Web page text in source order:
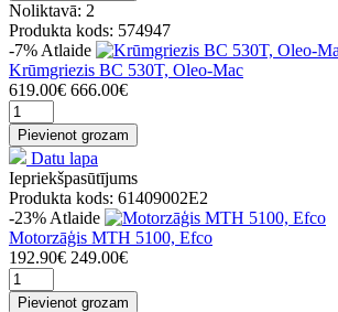
Noliktavā: 2
Produkta kods: 574947
-7% Atlaide
Krūmgriezis BC 530T, Oleo-Mac
619.00€ 666.00€
Pievienot grozam
Datu lapa
Iepriekšpasūtījums
Produkta kods: 61409002E2
-23% Atlaide
Motorzāģis MTH 5100, Efco
192.90€ 249.00€
Pievienot grozam